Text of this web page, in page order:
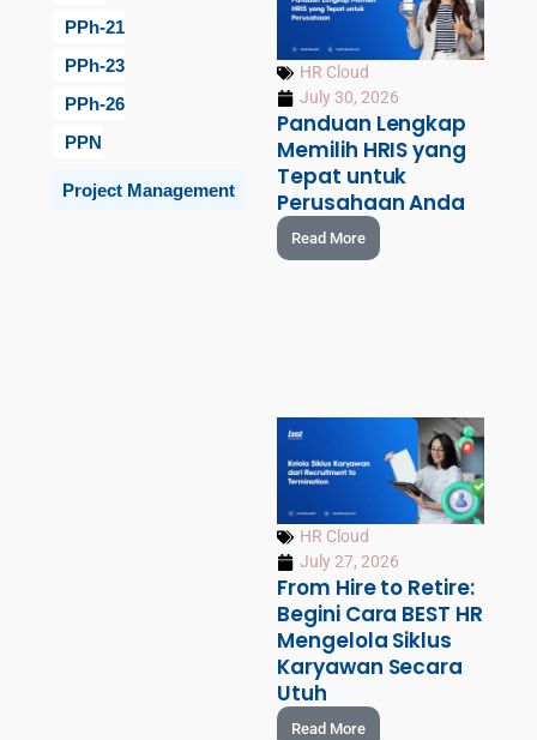
PPh-21
PPh-23
PPh-26
PPN
Project Management
HR Cloud
July 30, 2026
Panduan Lengkap
Memilih HRIS yang
Tepat untuk
Perusahaan Anda
Read More
HR Cloud
July 27, 2026
From Hire to Retire:
Begini Cara BEST HR
Mengelola Siklus
Karyawan Secara
Utuh
Read More